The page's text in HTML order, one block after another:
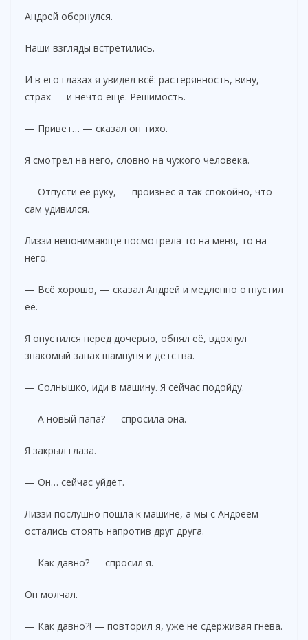
Андрей обернулся.
Наши взгляды встретились.
И в его глазах я увидел всё: растерянность, вину,
страх — и нечто ещё. Решимость.
— Привет… — сказал он тихо.
Я смотрел на него, словно на чужого человека.
— Отпусти её руку, — произнёс я так спокойно, что
сам удивился.
Лиззи непонимающе посмотрела то на меня, то на
него.
— Всё хорошо, — сказал Андрей и медленно отпустил
её.
Я опустился перед дочерью, обнял её, вдохнул
знакомый запах шампуня и детства.
— Солнышко, иди в машину. Я сейчас подойду.
— А новый папа? — спросила она.
Я закрыл глаза.
— Он… сейчас уйдёт.
Лиззи послушно пошла к машине, а мы с Андреем
остались стоять напротив друг друга.
— Как давно? — спросил я.
Он молчал.
— Как давно?! — повторил я, уже не сдерживая гнева.